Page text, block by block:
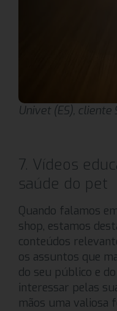
Univet (ES), cliente
7. Vídeos
saúde do pet
Quando falamos
shop, estamos
conteúdos
os assuntos que
do seu público e
interessar pelas
mãos uma valiosa